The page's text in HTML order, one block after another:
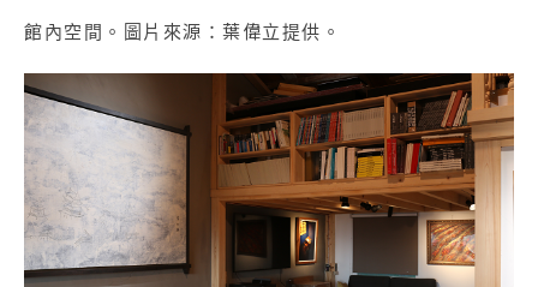
館內空間。圖片來源：葉偉立提供。